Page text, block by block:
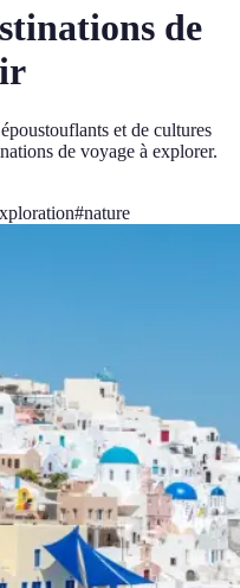
de
et de cultures
de voyage à explorer.
#nature